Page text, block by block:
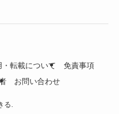
・転載について
免責事項
お問い合わせ
る.